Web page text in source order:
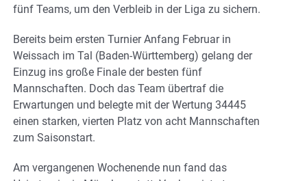
fünf Teams, um den Verbleib in der Liga zu sichern.
Bereits beim ersten Turnier Anfang Februar in
Weissach im Tal (Baden-Württemberg) gelang der
Einzug ins große Finale der besten fünf
Mannschaften. Doch das Team übertraf die
Erwartungen und belegte mit der Wertung 34445
einen starken, vierten Platz von acht Mannschaften
zum Saisonstart.
Am vergangenen Wochenende nun fand das